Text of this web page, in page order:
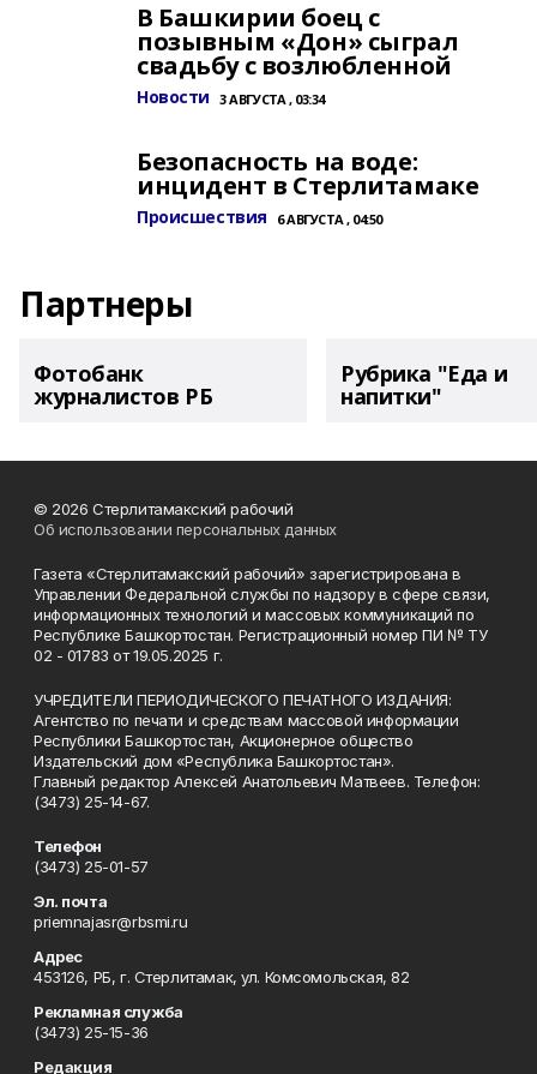
В Башкирии боец с
позывным «Дон» сыграл
свадьбу с возлюбленной
Новости 3 АВГУСТА , 03:34
Безопасность на воде:
инцидент в Стерлитамаке
Происшествия 6 АВГУСТА , 04:50
Партнеры
Фотобанк
журналистов РБ
Рубрика "Еда и
напитки"
© 2026 Стерлитамакский рабочий
Об использовании персональных данных
Газета «Стерлитамакский рабочий» зарегистрирована в
Управлении Федеральной службы по надзору в сфере связи,
информационных технологий и массовых коммуникаций по
Республике Башкортостан. Регистрационный номер ПИ № ТУ
02 - 01783 от 19.05.2025 г.
УЧРЕДИТЕЛИ ПЕРИОДИЧЕСКОГО ПЕЧАТНОГО ИЗДАНИЯ:
Агентство по печати и средствам массовой информации
Республики Башкортостан, Акционерное общество
Издательский дом «Республика Башкортостан».
Главный редактор Алексей Анатольевич Матвеев. Телефон:
(3473) 25-14-67.
Телефон
(3473) 25-01-57
Эл. почта
priemnajasr@rbsmi.ru
Адрес
453126, РБ, г. Стерлитамак, ул. Комсомольская, 82
Рекламная служба
(3473) 25-15-36
Редакция